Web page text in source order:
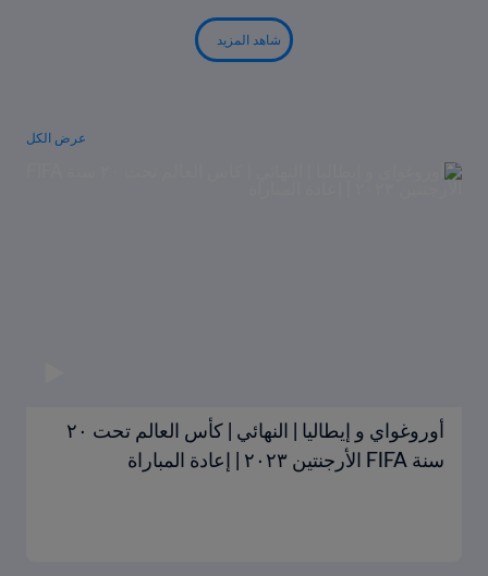
شاهد المزيد
عرض الكل
أوروغواي و إيطاليا | النهائي | كأس العالم تحت ٢٠
سنة FIFA الأرجنتين ٢٠٢٣ | إعادة المباراة